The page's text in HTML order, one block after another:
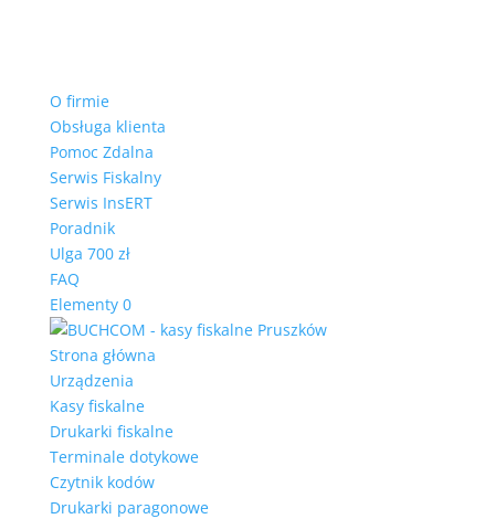
O firmie
Obsługa klienta
Pomoc Zdalna
Serwis Fiskalny
Serwis InsERT
Poradnik
Ulga 700 zł
FAQ
Elementy 0
Strona główna
Urządzenia
Kasy fiskalne
Drukarki fiskalne
Terminale dotykowe
Czytnik kodów
Drukarki paragonowe